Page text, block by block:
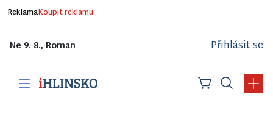
ReklamaKoupit reklamu
Ne 9. 8., Roman Přihlásit se